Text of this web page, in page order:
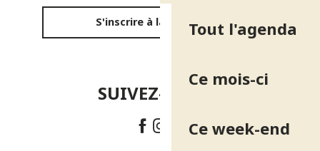
Tout l'agenda
Ce mois-ci
Ce week-end
S'inscrire à la newsletter
SUIVEZ-NOUS !